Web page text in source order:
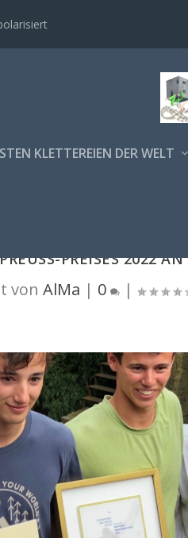
KLETTEREIEN DER WELT
PREISES 2022
von AlMa | 0 |